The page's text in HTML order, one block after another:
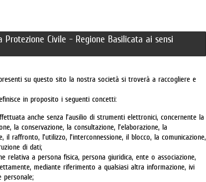
Civile - Regione Basilicata ai sensi
su questo sito la nostra società si troverà a raccogliere e
in proposito i seguenti concetti:
anche senza l’ausilio di strumenti elettronici, concernente la
la conservazione, la consultazione, l’elaborazione, la
il raffronto, l’utilizzo, l’interconnessione, il blocco, la comunicazione,
di dati;
relativa a persona fisica, persona giuridica, ente o associazione,
mediante riferimento a qualsiasi altra informazione, ivi
personale;